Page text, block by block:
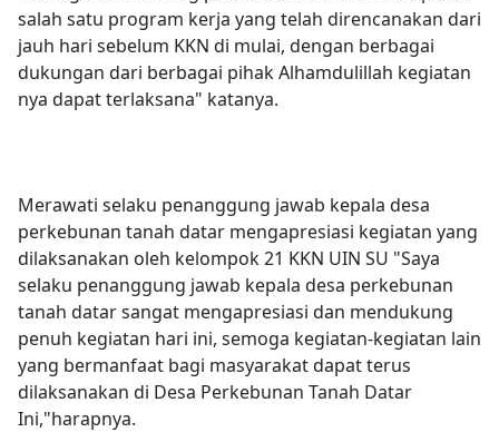
salah satu program kerja yang telah direncanakan dari
jauh hari sebelum KKN di mulai, dengan berbagai
dukungan dari berbagai pihak Alhamdulillah kegiatan
nya dapat terlaksana" katanya.
Merawati selaku penanggung jawab kepala desa
perkebunan tanah datar mengapresiasi kegiatan yang
dilaksanakan oleh kelompok 21 KKN UIN SU "Saya
selaku penanggung jawab kepala desa perkebunan
tanah datar sangat mengapresiasi dan mendukung
penuh kegiatan hari ini, semoga kegiatan-kegiatan lain
yang bermanfaat bagi masyarakat dapat terus
dilaksanakan di Desa Perkebunan Tanah Datar
Ini,"harapnya.